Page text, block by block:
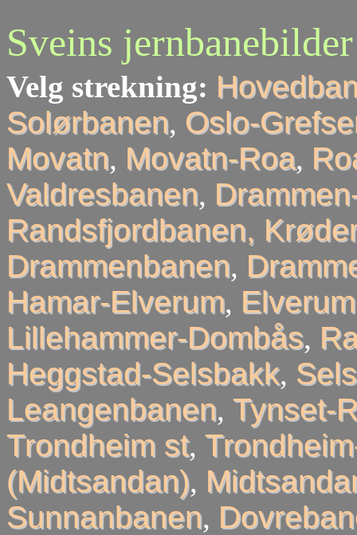
Sveins jernbanebilder
Velg strekning:
Solørbanen, Oslo-
Movatn, Movatn-Roa,
Valdresbanen,
Randsfjordbanen,
Drammenbanen,
Hamar-Elverum,
Lillehammer-Dombås,
Heggstad-Selsbakk,
Leangenbanen, Tynset-
Trondheim st,
(Midtsandan),
Sunnanbanen,